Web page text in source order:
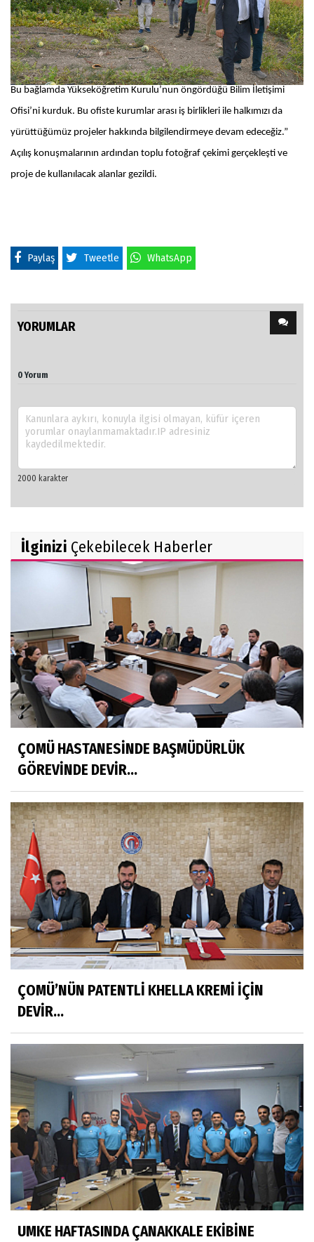
Bu bağlamda Yükseköğretim Kurulu’nun öngördüğü Bilim İletişimi
Ofisi’ni kurduk. Bu ofiste kurumlar arası iş birlikleri ile halkımızı da
yürüttüğümüz projeler hakkında bilgilendirmeye devam edeceğiz.”
Açılış konuşmalarının ardından toplu fotoğraf çekimi gerçekleşti ve
proje de kullanılacak alanlar gezildi.
Paylaş Tweetle WhatsApp
YORUMLAR
0 Yorum
İlginizi Çekebilecek Haberler
ÇOMÜ HASTANESİNDE BAŞMÜDÜRLÜK
GÖREVİNDE DEVİR...
ÇOMÜ’NÜN PATENTLİ KHELLA KREMİ İÇİN
DEVİR...
UMKE HAFTASINDA ÇANAKKALE EKİBİNE